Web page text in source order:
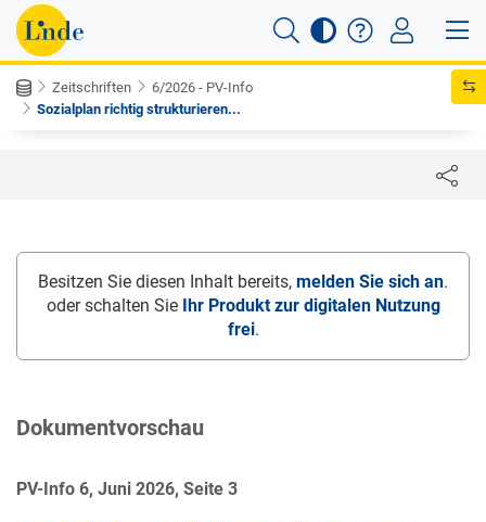
Zeitschriften
6/2026 - PV-Info
Sozialplan richtig strukturieren...
Besitzen Sie diesen Inhalt bereits, melden Sie sich an.
oder schalten Sie Ihr Produkt zur digitalen Nutzung
frei.
Dokumentvorschau
PV-Info 6, Juni 2026, Seite 3